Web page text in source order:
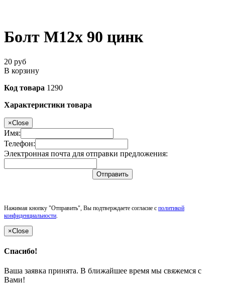
Болт М12х 90 цинк
20 руб
В корзину
Код товара 1290
Характеристики товара
×Close
Имя:
Телефон:
Электронная почта для отправки предложения:
Отправить
Нажимая кнопку "Отправить", Вы подтверждаете согласие с политикой
конфиденциальности.
×Close
Спасибо!
Ваша заявка принята. В ближайшее время мы свяжемся с
Вами!